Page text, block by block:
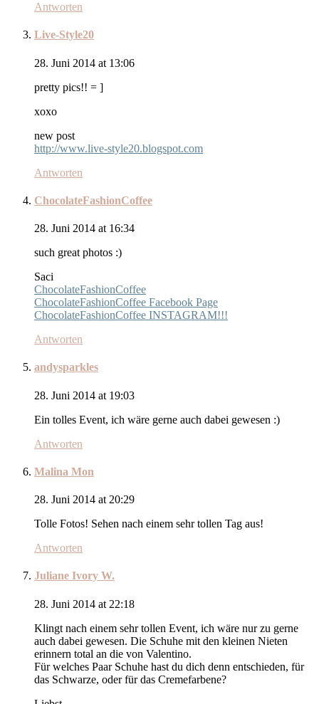
Antworten
Live-Style20
28. Juni 2014 at 13:06
pretty pics!! = ]
xoxo
new post
http://www.live-style20.blogspot.com
Antworten
ChocolateFashionCoffee
28. Juni 2014 at 16:34
such great photos :)
Saci
ChocolateFashionCoffee
ChocolateFashionCoffee Facebook Page
ChocolateFashionCoffee INSTAGRAM!!!
Antworten
andysparkles
28. Juni 2014 at 19:03
Ein tolles Event, ich wäre gerne auch dabei gewesen :)
Antworten
Malina Mon
28. Juni 2014 at 20:29
Tolle Fotos! Sehen nach einem sehr tollen Tag aus!
Antworten
Juliane Ivory W.
28. Juni 2014 at 22:18
Klingt nach einem sehr tollen Event, ich wäre nur zu gerne
auch dabei gewesen. Die Schuhe mit den kleinen Nieten
erinnern total an die von Valentino.
Für welches Paar Schuhe hast du dich denn entschieden, für
das Schwarze, oder für das Cremefarbene?